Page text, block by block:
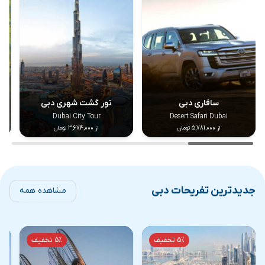
سافاری دبی
Desert Safari Dubai
از 5,781,000 تومان
تور گشت شهری دبی
Dubai City Tour
از 3,674,000 تومان
جدیدترین تفریحات دبی مشاهده همه
5% تخفیف 5% تخفیف